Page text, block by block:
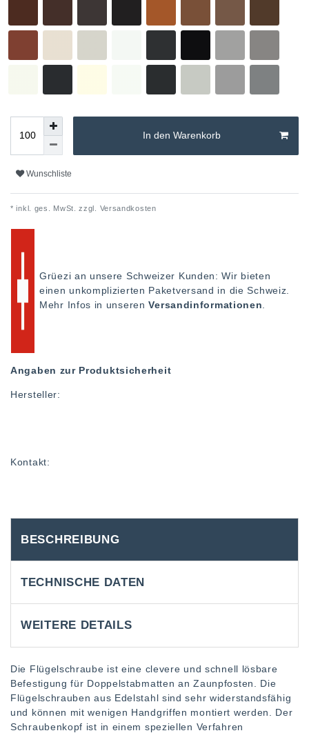
In den Warenkorb
Wunschliste
* inkl. ges. MwSt. zzgl. Versandkosten
Grüezi an unsere Schweizer Kunden: Wir bieten
einen unkomplizierten Paketversand in die Schweiz.
Mehr Infos in unserenVersandinformationen
Angaben zur Produktsicherheit
Hersteller:
Kontakt:
BESCHREIBUNG
TECHNISCHE DATEN
WEITERE DETAILS
Die Flügelschraube ist eine clevere und schnell lösbare
Befestigung für Doppelstabmatten an Zaunpfosten. Die
Flügelschrauben aus Edelstahl sind sehr widerstandsfähig
und können mit wenigen Handgriffen montiert werden. Der
Schraubenkopf ist in einem speziellen Verfahren